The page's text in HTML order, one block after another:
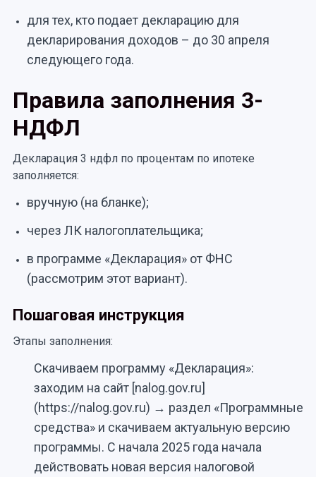
для тех, кто подает декларацию для
декларирования доходов – до 30 апреля
следующего года.
Правила заполнения 3-
НДФЛ
Декларация 3 ндфл по процентам по ипотеке
заполняется:
вручную (на бланке);
через ЛК налогоплательщика;
в программе «Декларация» от ФНС
(рассмотрим этот вариант).
Пошаговая инструкция
Этапы заполнения:
Скачиваем программу «Декларация»:
заходим на сайт [nalog.gov.ru]
(https://nalog.gov.ru) → раздел «Программные
средства» и скачиваем актуальную версию
программы. С начала 2025 года начала
действовать новая версия налоговой